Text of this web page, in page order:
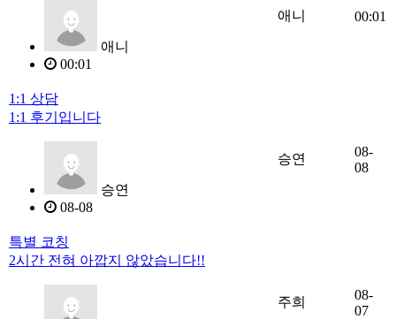
애니
00:01
애니 00:01
1:1 상담
1:1 후기입니다
승연
08-08
승연
08-
08
특별 코칭
2시간 전혀 아깝지 않았습니다!!
주희
08-
07